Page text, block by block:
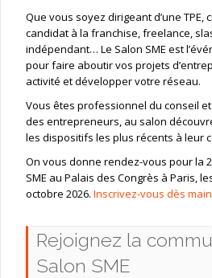
Que vous soyez dirigeant d’une TPE,
candidat à la franchise, freelance,
indépendant… Le Salon SME est
pour faire aboutir vos projets
activité et développer votre réseau.
Vous êtes professionnel du conseil et
des entrepreneurs, au salon
les dispositifs les plus récents à leur
On vous donne rendez-vous pour la
SME au Palais des Congrès à Paris,
octobre 2026. Inscrivez-vous dès
Rejoignez la
Salon SME